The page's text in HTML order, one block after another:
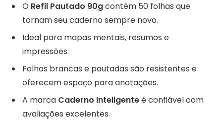
O Refil Pautado 90gcontém 50 folhas que
tornam seu caderno sempre novo.
Ideal para mapas mentais, resumos e
impressões.
Folhas brancas e pautadas são resistentes e
oferecem espaço para anotações.
A marca Caderno Inteligenteé confiável com
avaliações excelentes.